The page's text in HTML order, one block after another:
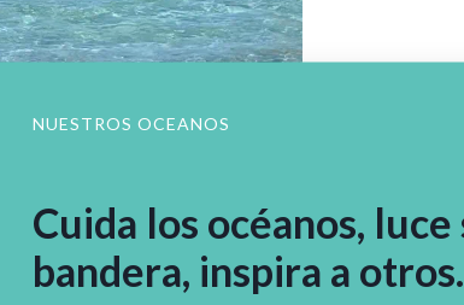
NUESTROS OCEANOS
Cuida los océanos, luce
bandera, inspira a otros.